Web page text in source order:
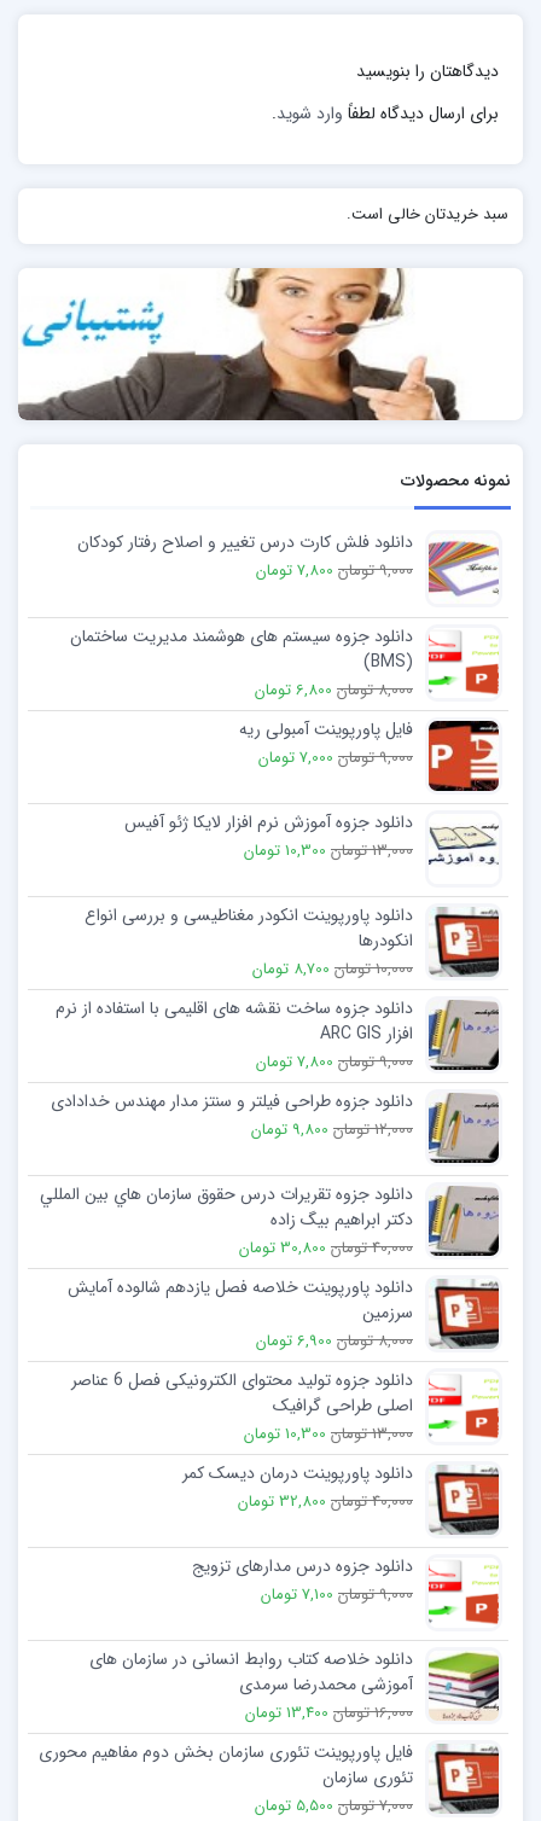
دیدگاهتان را بنویسید
برای ارسال دیدگاه لطفاً وارد شوید.
سبد خریدتان خالی است.
نمونه محصولات
دانلود فلش کارت درس تغییر و اصلاح رفتار کودکان
9,000 تومان 7,800 تومان
دانلود جزوه سیستم های هوشمند مدیریت ساختمان
(BMS)
8,000 تومان 6,800 تومان
فایل پاورپوینت آمبولی ریه
9,000 تومان 7,000 تومان
دانلود جزوه آموزش نرم افزار لایکا ژئو آفیس
13,000 تومان 10,300 تومان
دانلود پاورپوینت انکودر مغناطیسی و بررسی انواع
انکودرها
10,000 تومان 8,700 تومان
دانلود جزوه ساخت نقشه های اقلیمی با استفاده از نرم
افزار ARC GIS
9,000 تومان 7,800 تومان
دانلود جزوه طراحی فیلتر و سنتز مدار مهندس خدادادی
12,000 تومان 9,800 تومان
دانلود جزوه تقريرات درس حقوق سازمان هاي بين المللي
دكتر ابراهيم بيگ زاده
40,000 تومان 30,800 تومان
دانلود پاورپوینت خلاصه فصل یازدهم شالوده آمایش
سرزمین
8,000 تومان 6,900 تومان
دانلود جزوه تولید محتوای الکترونیکی فصل 6 عناصر
اصلی طراحی گرافیک
13,000 تومان 10,300 تومان
دانلود پاورپوینت درمان دیسک کمر
40,000 تومان 32,800 تومان
دانلود جزوه درس مدارهای تزویج
9,000 تومان 7,100 تومان
دانلود خلاصه کتاب روابط انسانی در سازمان های
آموزشی محمدرضا سرمدی
16,000 تومان 13,400 تومان
فایل پاورپوینت تئوری سازمان بخش دوم مفاهیم محوری
تئوری سازمان
7,000 تومان 5,500 تومان